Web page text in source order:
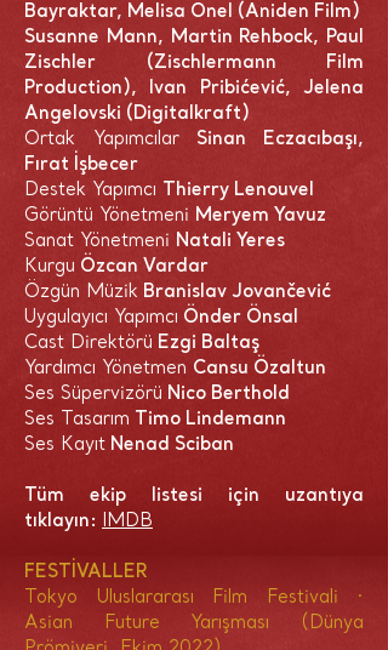
Bayraktar, Melisa Önel (Aniden Film)
Susanne Mann, Martin Rehbock, Paul
Zischler (Zischlermann Film
Production), Ivan Pribićević, Jelena
Angelovski (Digitalkraft)
Ortak Yapımcılar Sinan Eczacıbaşı,
Fırat İşbecer
Destek Yapımcı Thierry Lenouvel
Görüntü Yönetmeni Meryem Yavuz
Sanat Yönetmeni Natali Yeres
Kurgu Özcan Vardar
Özgün Müzik Branislav Jovančević
Uygulayıcı Yapımcı Önder Önsal
Cast Direktörü Ezgi Baltaş
Yardımcı Yönetmen Cansu Özaltun
Ses Süpervizörü Nico Berthold
Ses Tasarım Timo Lindemann
Ses Kayıt Nenad Sciban
Tüm ekip listesi için uzantıya
tıklayın: IMDB
FESTİVALLER
Tokyo Uluslararası Film Festivali ·
Asian Future Yarışması (Dünya